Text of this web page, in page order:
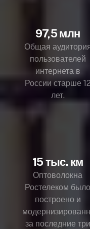
97,5 млн
Общая
пользователей
интернета в
России старше
лет.
15 тыс. км
Оптоволокна
Ростелеком было
построено и
за последние три